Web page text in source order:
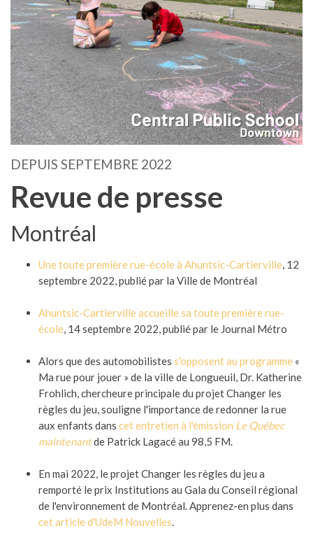
DEPUIS SEPTEMBRE 2022
Revue de presse
Montréal
Une toute première rue-école à Ahuntsic-Cartierville, 12
septembre 2022, publié par la Ville de Montréal
Ahuntsic-Cartierville accueille sa toute première rue-
école, 14 septembre 2022, publié par le Journal Métro
Alors que des automobilistes s'opposent au programme «
Ma rue pour jouer » de la ville de Longueuil, Dr. Katherine
Frohlich, chercheure principale du projet Changer les
règles du jeu, souligne l'importance de redonner la rue
aux enfants dans cet entretien à l'émission Le Québec
maintenantde Patrick Lagacé au 98,5 FM.
En mai 2022, le projet Changer les règles du jeu a
remporté le prix Institutions au Gala du Conseil régional
de l'environnement de Montréal. Apprenez-en plus dans
cet article d'UdeM Nouvelles.